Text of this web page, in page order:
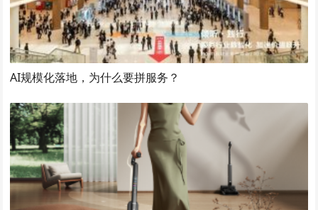
AI规模化落地，为什么要拼服务？